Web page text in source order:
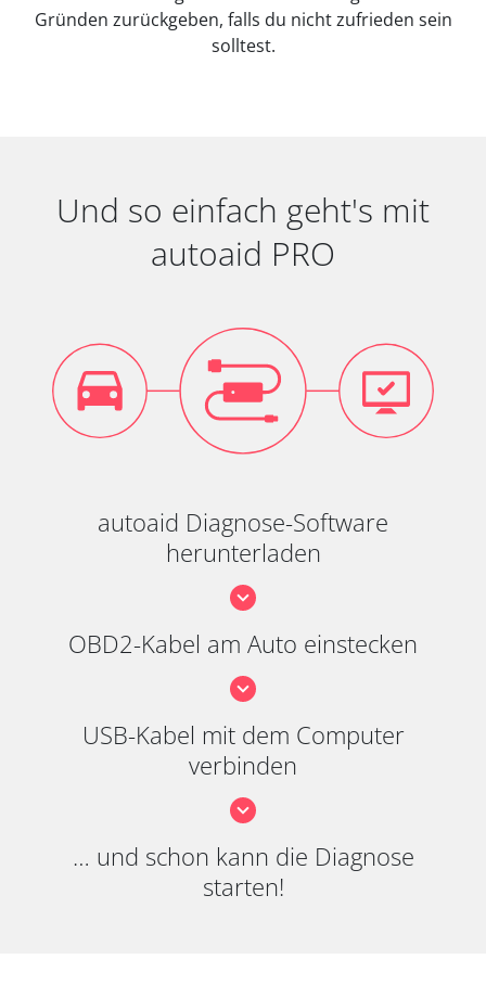
Gründen zurückgeben, falls du nicht zufrieden sein
solltest.
Und so einfach geht's mit
autoaid PRO
autoaid Diagnose-Software
herunterladen
OBD2-Kabel am Auto einstecken
USB-Kabel mit dem Computer
verbinden
… und schon kann die Diagnose
starten!